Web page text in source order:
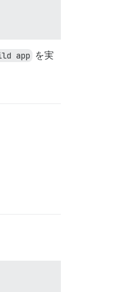
app を実